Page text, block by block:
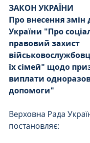
ЗАКОН УКРАЇНИ
Про внесення змін
України "Про
правовий захист
їх сімей" щодо
виплати
допомоги"
Верховна Рада
постановляє: